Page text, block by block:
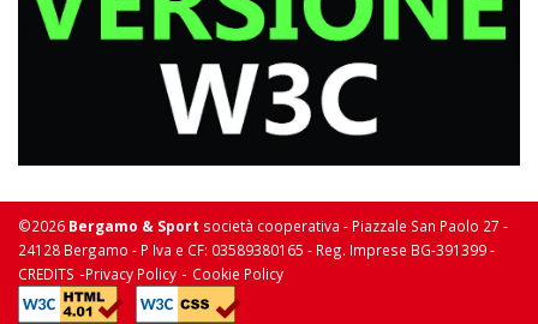
©2026 Bergamo & Sport società cooperativa - Piazzale San Paolo 27 -
24128 Bergamo - P Iva e CF: 03589380165 - Reg. Imprese BG-391399 -
CREDITS -Privacy Policy - Cookie Policy